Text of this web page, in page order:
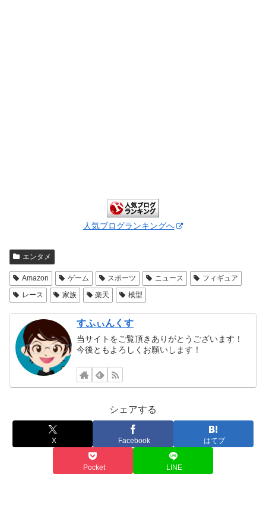
人気ブログランキングへ
エンタメ
Amazon ゲーム スポーツ ニュース
フィギュア
レース
家族 楽天 模型
すふぃんくす
当サイトをご覧頂きありがとうございます！
今後ともよろしくお願いします！
シェアする
X Facebook はてブ
Pocket LINE